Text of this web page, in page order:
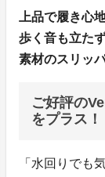
上品で履き心
歩く音も立た
素材のスリッ
ご好評の
をプラス！
「水回りでも